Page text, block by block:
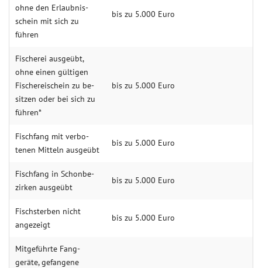
ohne den Erlaubnis­
schein mit sich zu
führen
bis zu 5.000 Euro
Fisch­erei aus­geübt,
ohne einen gül­tigen
Fischerei­schein zu be­
sitzen oder bei sich zu
führen*
bis zu 5.000 Euro
Fisch­fang mit ver­bo­
tenen Mitteln aus­geübt
bis zu 5.000 Euro
Fisch­fang in Schon­be­
zirken aus­geübt
bis zu 5.000 Euro
Fisch­sterben nicht
ange­zeigt
bis zu 5.000 Euro
Mit­geführte Fang­
geräte, ge­fang­ene